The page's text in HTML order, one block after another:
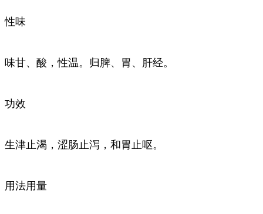
性味
味甘、酸，性温。归脾、胃、肝经。
功效
生津止渴，涩肠止泻，和胃止呕。
用法用量